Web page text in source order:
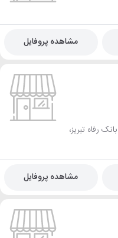
مشاهده پروفایل
رفاه تبریز،
مشاهده پروفایل